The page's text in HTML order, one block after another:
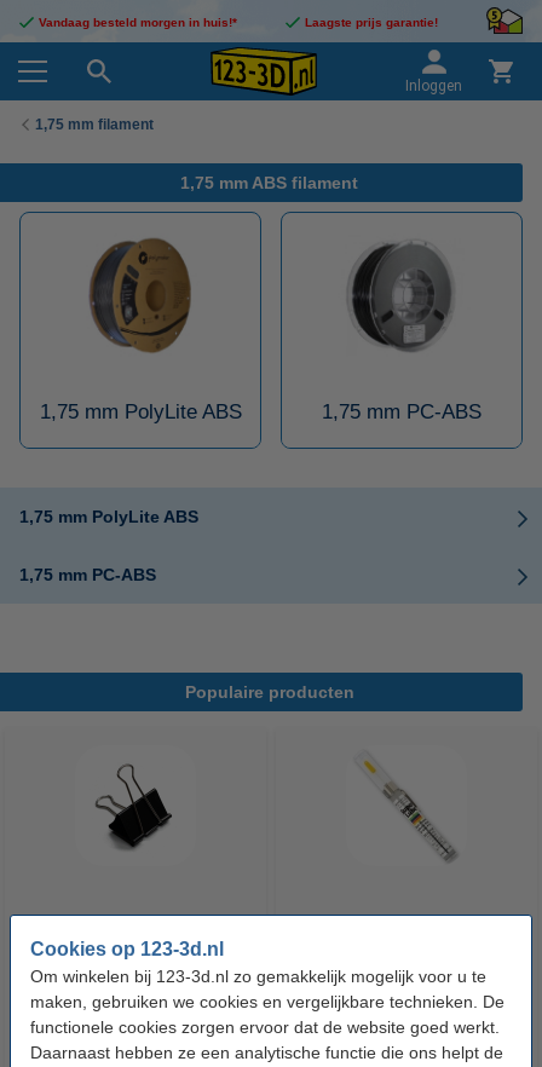
Cookies op 123-3d.nl
Om winkelen bij 123-3d.nl zo gemakkelijk mogelijk voor u te
maken, gebruiken we cookies en vergelijkbare technieken. De
functionele cookies zorgen ervoor dat de website goed werkt.
Daarnaast hebben ze een analytische functie die ons helpt de
Vandaag besteld morgen in huis!* Laagste prijs garantie!
Inloggen
1,75 mm filament
1,75 mm ABS filament
1,75 mm PolyLite ABS 1,75 mm PC-ABS
1,75 mm PolyLite ABS
1,75 mm PC-ABS
Populaire producten
Heated bed klemmen (set van 4)
€ 6,50 Incl. 21% BTW
Super Lube
€ 7,50 Incl. 21% BTW